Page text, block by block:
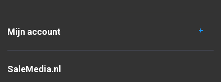
Mijn account
SaleMedia.nl